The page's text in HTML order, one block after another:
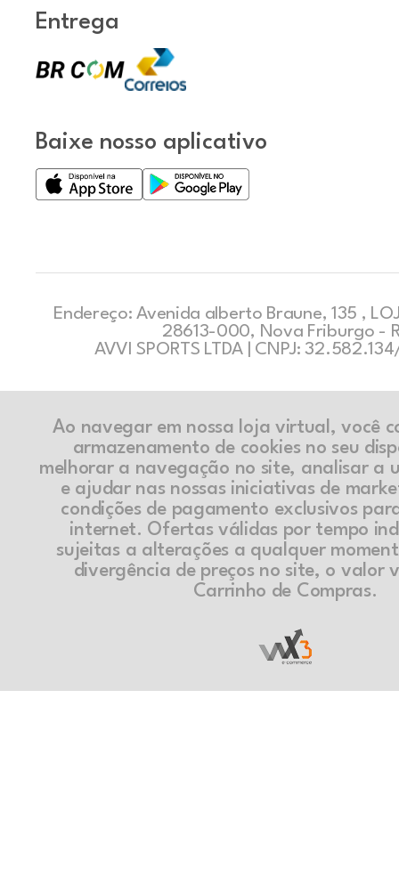
Entrega
Baixe nosso aplicativo
Endereço: Avenida alberto Braune, 135 ,
28613-000, Nova Friburgo -
AVVI SPORTS LTDA | CNPJ:
Ao navegar em nossa loja virtual, você
armazenamento de cookies no seu
melhorar a navegação no site, analisar a
e ajudar nas nossas iniciativas de
condições de pagamento exclusivos
internet. Ofertas válidas por tempo
sujeitas a alterações a qualquer
divergência de preços no site, o valor
Carrinho de Compras.